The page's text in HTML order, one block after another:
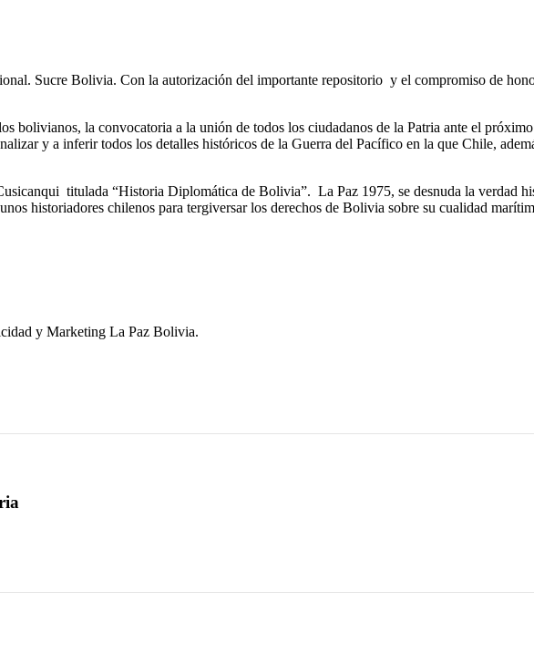
Sucre Bolivia. Con la autorización del importante repositorio y el compromiso de
la convocatoria a la unión de todos los ciudadanos de la Patria ante el
y a inferir todos los detalles históricos de la Guerra del Pacífico en la que Chile,
titulada “Historia Diplomática de Bolivia”. La Paz 1975, se desnuda la verdad
historiadores chilenos para tergiversar los derechos de Bolivia sobre su cualidad
y Marketing La Paz Bolivia.